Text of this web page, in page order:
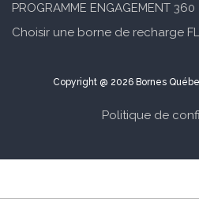
PROGRAMME ENGAGEMENT 360
Choisir une borne de recharge
Copyright @ 2026 Bornes
Politique de